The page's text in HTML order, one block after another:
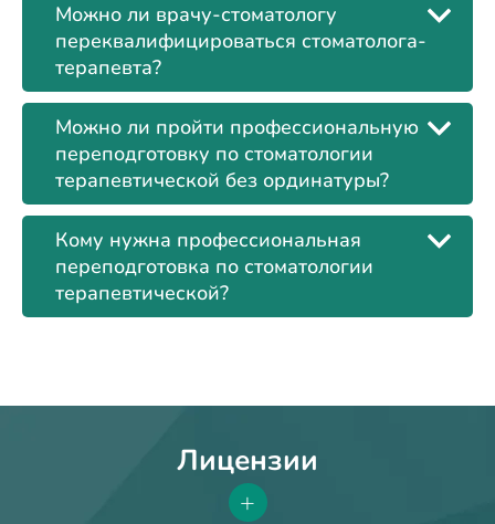
Можно ли врачу-стоматологу
переквалифицироваться стоматолога-
терапевта?
Можно ли пройти профессиональную
переподготовку по стоматологии
терапевтической без ординатуры?
Кому нужна профессиональная
переподготовка по стоматологии
терапевтической?
Лицензии
+